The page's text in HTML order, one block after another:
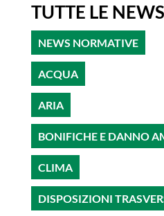
TUTTE LE NEWS
NEWS NORMATIVE
ACQUA
ARIA
BONIFICHE E DANNO
CLIMA
DISPOSIZIONI